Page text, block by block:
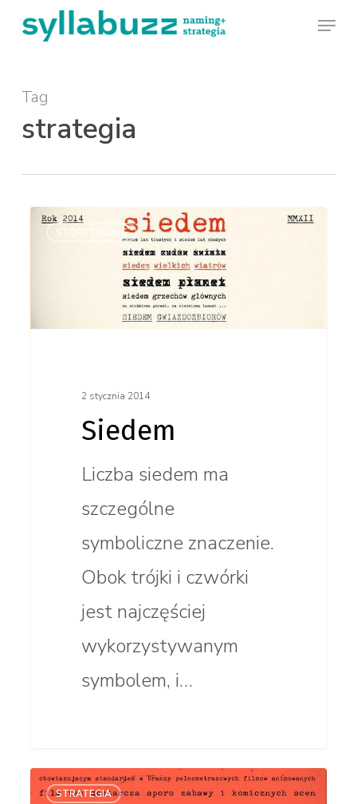
Skip
main
content
Menu
Tag
strategia
Siedem
STORYTELLING
2 stycznia 2014
Siedem
Liczba siedem ma
szczególne
symboliczne znaczenie.
Obok trójki i czwórki
jest najczęściej
wykorzystywanym
symbolem, i…
ZłamSTRATEGIA